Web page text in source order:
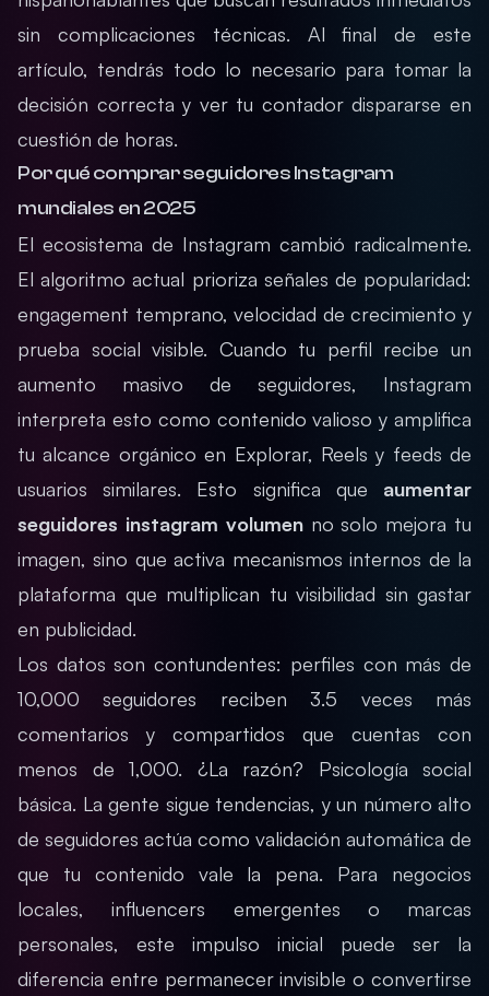
sin complicaciones técnicas. Al final de este
artículo, tendrás todo lo necesario para tomar la
decisión correcta y ver tu contador dispararse en
cuestión de horas.
Por qué comprar seguidores Instagram
mundiales en 2025
El ecosistema de Instagram cambió radicalmente.
El algoritmo actual prioriza señales de popularidad:
engagement temprano, velocidad de crecimiento y
prueba social visible. Cuando tu perfil recibe un
aumento masivo de seguidores, Instagram
interpreta esto como contenido valioso y amplifica
tu alcance orgánico en Explorar, Reels y feeds de
usuarios similares. Esto significa que aumentar
seguidores instagram volumenno solo mejora tu
imagen, sino que activa mecanismos internos de la
plataforma que multiplican tu visibilidad sin gastar
en publicidad.
Los datos son contundentes: perfiles con más de
10,000 seguidores reciben 3.5 veces más
comentarios y compartidos que cuentas con
menos de 1,000. ¿La razón? Psicología social
básica. La gente sigue tendencias, y un número alto
de seguidores actúa como validación automática de
que tu contenido vale la pena. Para negocios
locales, influencers emergentes o marcas
personales, este impulso inicial puede ser la
diferencia entre permanecer invisible o convertirse